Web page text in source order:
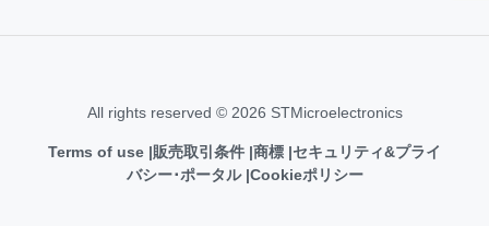
All rights reserved © 2026 STMicroelectronics
Terms of use 販売取引条件 商標 セキュリティ&プライ
バシー･ポータル Cookieポリシー